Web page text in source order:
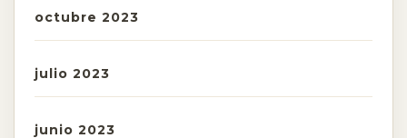
octubre 2023
julio 2023
junio 2023